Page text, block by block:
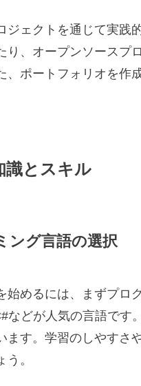
ジェクトを通じて実践
り、オープンソースプ
、ポートフォリオを作
識とスキル
ング言語の選択
始めるには、まずプロ
などが人気の言語です
ます。学習のしやすさ
。